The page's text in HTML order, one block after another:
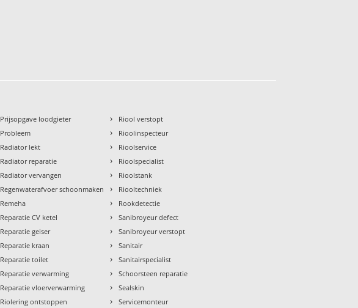
Prijsopgave loodgieter
Probleem
Radiator lekt
Radiator reparatie
Radiator vervangen
Regenwaterafvoer schoonmaken
Remeha
Reparatie CV ketel
Reparatie geiser
Reparatie kraan
Reparatie toilet
Reparatie verwarming
Reparatie vloerverwarming
Riolering ontstoppen
› Riool verstopt
› Rioolinspecteur
› Rioolservice
› Rioolspecialist
› Rioolstank
› Riooltechniek
› Rookdetectie
› Sanibroyeur defect
› Sanibroyeur verstopt
› Sanitair
› Sanitairspecialist
› Schoorsteen reparatie
› Sealskin
› Servicemonteur